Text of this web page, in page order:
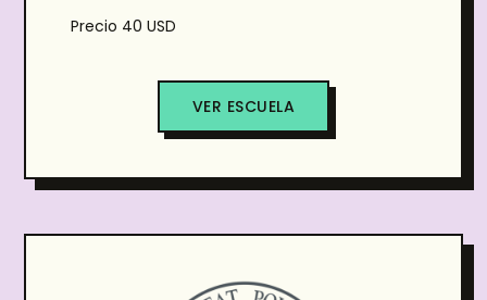
Precio 40 USD
VER ESCUELA